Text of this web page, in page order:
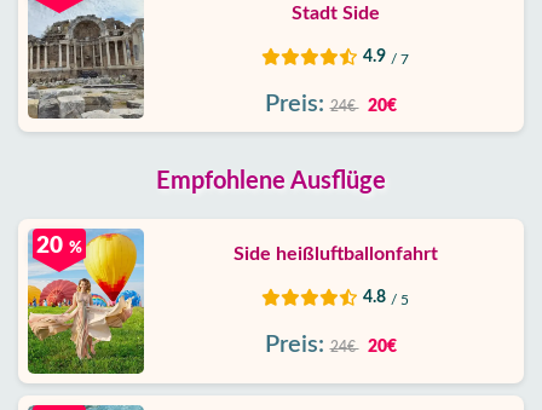
Stadt Side
4.9 / 7
Preis: 24€ 20€
Empfohlene Ausflüge
Side heißluftballonfahrt
4.8 / 5
20 %
Preis: 24€ 20€